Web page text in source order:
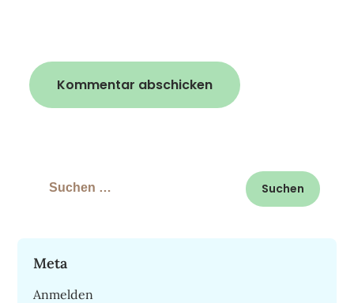
Suchen
Meta
Anmelden